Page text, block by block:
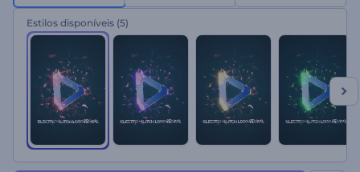
Estilos disponíveis (5)